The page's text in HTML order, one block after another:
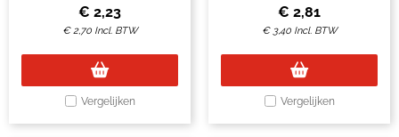
€ 2,23
€2,70 Incl. BTW
Vergelijken
€ 2,81
€ 3,40 Incl. BTW
Vergelijken